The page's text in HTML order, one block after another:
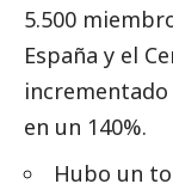
5.500
España y el
en un 140%.
Hubo un